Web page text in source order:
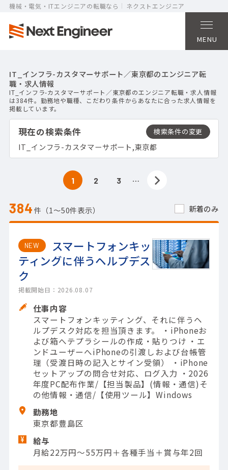
機械・電気・ITエンジニアの転職なら ネクストエンジニア
MENU
IT_インフラ-カスタマーサポート／東京都のエンジニア転
職・求人情報
IT_インフラ-カスタマーサポート／東京都のエンジニア転職・求人情報
は384件。勤務地や職種、こだわり条件からあなたに合った求人情報を
掲載しています。
現在の検索条件
IT_インフラ-カスタマーサポート,東京都
384件（1〜50件表示） 新着のみ
1 2 3 …
NEW
スマートフォンキッ
ティングに伴うヘルプデス
ク
掲載開始日：2026.08.07
仕事内容
スマートフォンキッティング、それに伴うヘ
ルプデスク対応を担当頂きます。 ・iPhoneお
よび箱へテプラシールの作成・貼りつけ ・エ
ンドユーザーへiPhoneの引渡しおよび台帳管
理（受渡日時の記入とサイン受領） ・iPhone
セットアップの問合せ対応、ログ入力 ・2026
年度PC配布作業/【担当製品】(情報・通信)そ
の他情報・通信/【使用ツール】Windows
勤務地
東京都豊島区
給与
月給22万円～55万円＋各種手当＋賞与年2回